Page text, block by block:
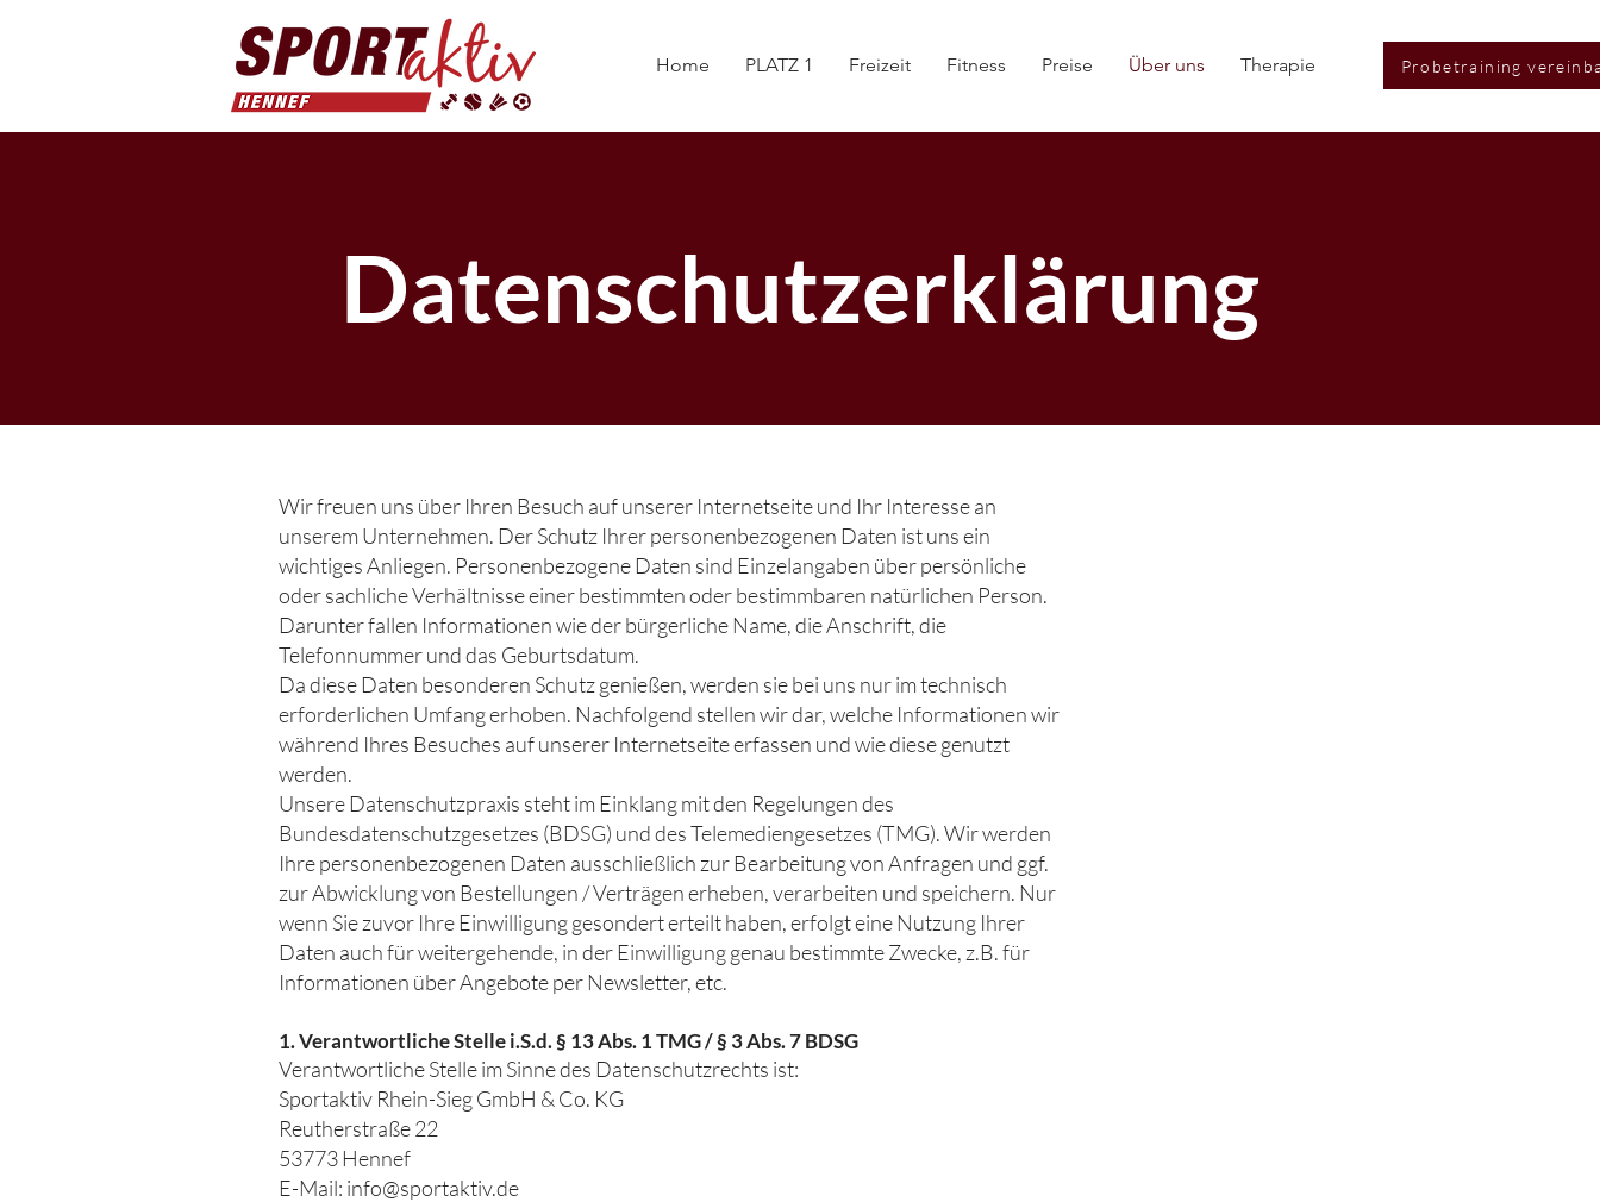
Home PLATZ 1 Freizeit Fitness Preise Über uns Therapie Probetraining
Datenschutzerklärung
Wir freuen uns über Ihren Besuch auf unserer Internetseite und Ihr Interesse an
unserem Unternehmen. Der Schutz Ihrer personenbezogenen Daten ist uns ein
wichtiges Anliegen. Personenbezogene Daten sind Einzelangaben über persönliche
oder sachliche Verhältnisse einer bestimmten oder bestimmbaren natürlichen Person.
Darunter fallen Informationen wie der bürgerliche Name, die Anschrift, die
Telefonnummer und das Geburtsdatum.
Da diese Daten besonderen Schutz genießen, werden sie bei uns nur im technisch
erforderlichen Umfang erhoben. Nachfolgend stellen wir dar, welche Informationen wir
während Ihres Besuches auf unserer Internetseite erfassen und wie diese genutzt
werden.
Unsere Datenschutzpraxis steht im Einklang mit den Regelungen des
Bundesdatenschutzgesetzes (BDSG) und des Telemediengesetzes (TMG). Wir werden
Ihre personenbezogenen Daten ausschließlich zur Bearbeitung von Anfragen und ggf.
zur Abwicklung von Bestellungen / Verträgen erheben, verarbeiten und speichern. Nur
wenn Sie zuvor Ihre Einwilligung gesondert erteilt haben, erfolgt eine Nutzung Ihrer
Daten auch für weitergehende, in der Einwilligung genau bestimmte Zwecke, z.B. für
Informationen über Angebote per Newsletter, etc.
1. Verantwortliche Stelle i.S.d. § 13 Abs. 1 TMG / § 3 Abs. 7 BDSG
Verantwortliche Stelle im Sinne des Datenschutzrechts ist:
Sportaktiv Rhein-Sieg GmbH & Co. KG
Reutherstraße 22
53773 Hennef
E-Mail: info@sportaktiv.de